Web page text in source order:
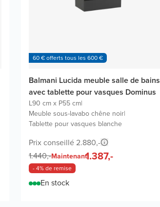
60 € offerts tous les 600 €
Balmani Lucida meuble salle de bains
avec tablette pour vasques Dominus
L90 cm x P55 cm|
Meuble sous-lavabo chêne noir|
Tablette pour vasques blanche
Prix conseillé 2.880,-
1.440,-Maintenant1.387,-
- 4% de remise
En stock